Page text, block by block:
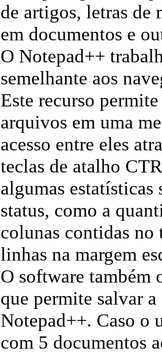
de artigos, letras de
em documentos e
O Notepad++
semelhante aos
Este recurso
arquivos em uma
acesso entre eles
teclas de atalho
algumas estatísticas
status, como a
colunas contidas no
linhas na margem
O software também
que permite salvar
Notepad++. Caso o
com 5 documentos